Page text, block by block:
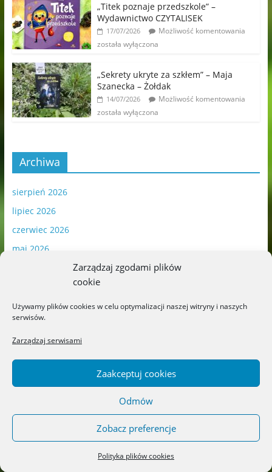
Zarządzaj zgodami plików
cookie
Używamy plików cookies w celu optymalizacji naszej witryny i naszych
serwisów.
Zarządzaj serwisami
Zaakceptuj cookies
Odmów
Zobacz preferencje
Polityka plików cookies
„Titek poznaje przedszkole” –
Wydawnictwo CZYTALISEK
17/07/2026
Możliwość komentowania
została wyłączona
„Sekrety ukryte za szkłem” – Maja
Szanecka – Żołdak
14/07/2026
Możliwość komentowania
została wyłączona
Archiwa
sierpień 2026
lipiec 2026
czerwiec 2026
maj 2026
luty 2026
grudzień 2025
listopad 2025
sierpień 2025
lipiec 2025